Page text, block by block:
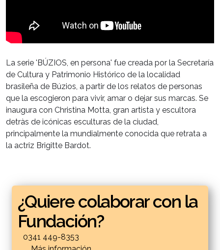
La serie 'BÚZIOS, en persona' fue creada por la Secretaría
de Cultura y Patrimonio Histórico de la localidad
brasileña de Búzios, a partir de los relatos de personas
que la escogieron para vivir, amar o dejar sus marcas. Se
inaugura con Christina Motta, gran artista y escultora
detràs de icónicas esculturas de la ciudad,
principalmente la mundialmente conocida que retrata a
la actriz Brigitte Bardot.
¿Quiere colaborar con la
Fundación?
0341 449-8353